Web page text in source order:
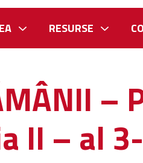
RESURSE
–
II – al